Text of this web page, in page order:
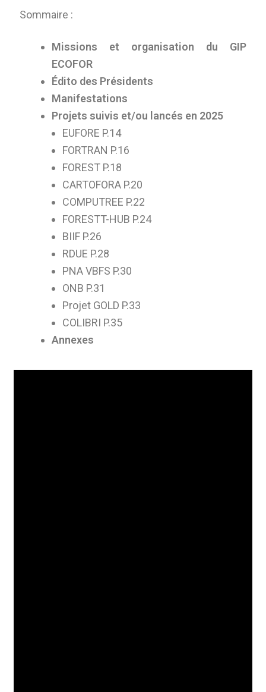
Sommaire :
Missions et organisation du GIP
ECOFOR
Édito des Présidents
Manifestations
Projets suivis et/ou lancés en 2025
EUFORE P.14
FORTRAN P.16
FOREST P.18
CARTOFORA P.20
COMPUTREE P.22
FORESTT-HUB P.24
BIIF P.26
RDUE P.28
PNA VBFS P.30
ONB P.31
Projet GOLD P.33
COLIBRI P.35
Annexes